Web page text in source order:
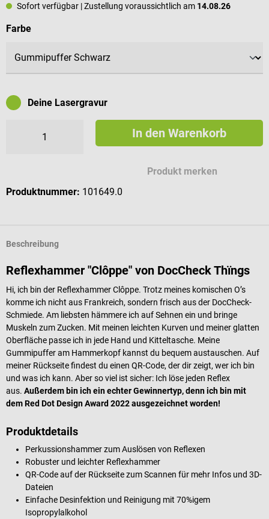
Sofort verfügbar | Zustellung voraussichtlich am 14.08.26
Farbeauswählen
Deine Lasergravur
In den Warenkorb
Produkt merken
Produktnummer: 101649.0
Beschreibung
Reflexhammer "Clôppe" von DocCheck Thïngs
Hi, ich bin der Reflexhammer Clôppe. Trotz meines komischen O’s
komme ich nicht aus Frankreich, sondern frisch aus der DocCheck-
Schmiede. Am liebsten hämmere ich auf Sehnen ein und bringe
Muskeln zum Zucken. Mit meinen leichten Kurven und meiner glatten
Oberfläche passe ich in jede Hand und Kitteltasche. Meine
Gummipuffer am Hammerkopf kannst du bequem austauschen. Auf
meiner Rückseite findest du einen QR-Code, der dir zeigt, wer ich bin
und was ich kann. Aber so viel ist sicher: Ich löse jeden Reflex
aus. Außerdem bin ich ein echter Gewinnertyp, denn ich bin mit
dem Red Dot Design Award 2022 ausgezeichnet worden!
Produktdetails
Perkussionshammer zum Auslösen von Reflexen
Robuster und leichter Reflexhammer
QR-Code auf der Rückseite zum Scannen für mehr Infos und 3D-
Dateien
Einfache Desinfektion und Reinigung mit 70%igem
Isopropylalkohol